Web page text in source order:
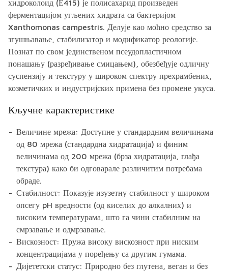
хидроколоид (Е415) је полисахарид произведен
ферментацијом угљених хидрата са бактеријом
Xanthomonas campestris. Делује као моћно средство за
згушњавање, стабилизатор и модификатор реологије.
Познат по свом јединственом псеудопластичном
понашању (разређивање смицањем), обезбеђује одличну
суспензију и текстуру у широком спектру прехрамбених,
козметичких и индустријских примена без промене укуса.
Кључне карактеристике
Величине мрежа: Доступне у стандардним величинама
од 80 мрежа (стандардна хидратација) и финим
величинама од 200 мрежа (брза хидратација, глађа
текстура) како би одговарале различитим потребама
обраде.
Стабилност: Показује изузетну стабилност у широком
опсегу pH вредности (од киселих до алкалних) и
високим температурама, што га чини стабилним на
смрзавање и одмрзавање.
Вискозност: Пружа високу вискозност при ниским
концентрацијама у поређењу са другим гумама.
Дијететски статус: Природно без глутена, веган и без